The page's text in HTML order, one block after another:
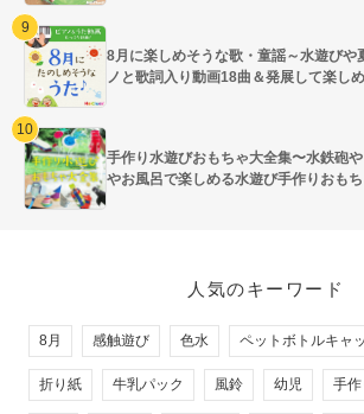
8月に楽しめそうな歌・童謡～水遊びや
ノと歌詞入り動画18曲＆発展して楽し
手作り水遊びおもちゃ大全集〜水鉄砲
やお風呂で楽しめる水遊び手作りおも
人気のキーワード
8月 感触遊び 色水 ペットボトルキャ
折り紙 牛乳パック 風鈴 幼児 手